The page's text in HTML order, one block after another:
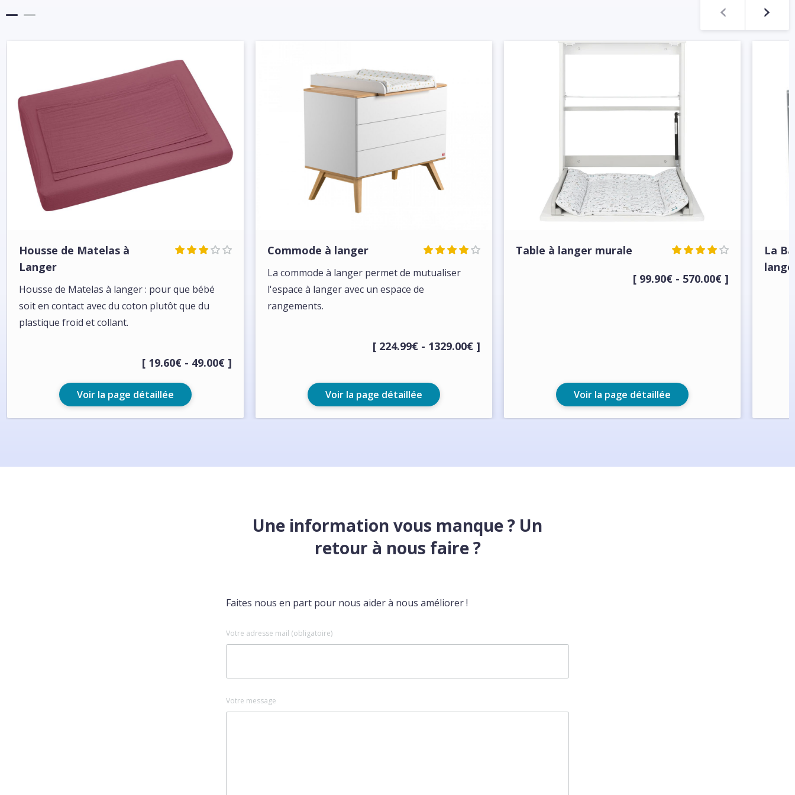
Housse de Matelas à
Langer
Housse de Matelas à langer : pour que bébé
soit en contact avec du coton plutôt que du
plastique froid et collant.
[ 19.60€ - 49.00€ ]
Voir la page détaillée
Commode à langer
La commode à langer permet de mutualiser
l'espace à langer avec un espace de
rangements.
[ 224.99€ - 1329.00€ ]
Voir la page détaillée
Table à langer murale
[ 99.90€ - 570.00€ ]
Voir la page détaillée
La
Une information vous manque ? Un
retour à nous faire ?
Faites nous en part pour nous aider à nous améliorer !
Votre adresse mail (obligatoire)
Votre message